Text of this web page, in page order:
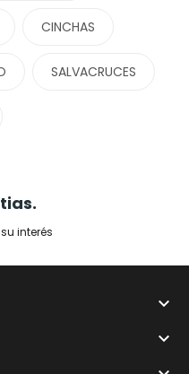
CINCHAS
SALVACRUCES
interés
keyboard_arrow_down
keyboard_arrow_down